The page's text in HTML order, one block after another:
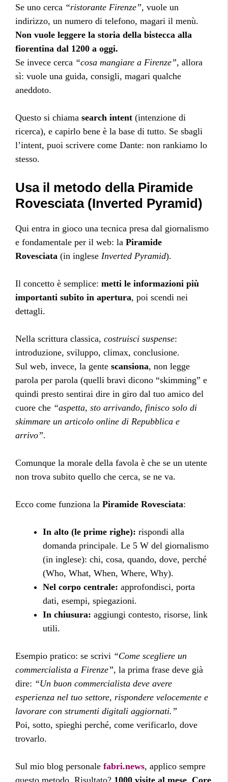
Se uno cerca “ristorante Firenze”, vuole un
indirizzo, un numero di telefono, magari il menù.
Non vuole leggere la storia della bistecca alla
fiorentina dal 1200 a oggi.
Se invece cerca “cosa mangiare a Firenze”, allora
sì: vuole una guida, consigli, magari qualche
aneddoto.
Questo si chiama search intent (intenzione di
ricerca), e capirlo bene è la base di tutto. Se sbagli
l’intent, puoi scrivere come Dante: non rankiamo lo
stesso.
Usa il metodo della Piramide
Rovesciata (Inverted Pyramid)
Qui entra in gioco una tecnica presa dal giornalismo
e fondamentale per il web: la Piramide
Rovesciata (in inglese Inverted Pyramid).
Il concetto è semplice: metti le informazioni più
importanti subito in apertura, poi scendi nei
dettagli.
Nella scrittura classica, costruisci suspense:
introduzione, sviluppo, climax, conclusione.
Sul web, invece, la gente scansiona, non legge
parola per parola (quelli bravi dicono “skimming” e
quindi presto sentirai dire in giro dal tuo amico del
cuore che “aspetta, sto arrivando, finisco solo di
skimmare un articolo online di Repubblica e
arrivo”.
Comunque la morale della favola è che se un utente
non trova subito quello che cerca, se ne va.
Ecco come funziona la Piramide Rovesciata:
In alto (le prime righe): rispondi alla
domanda principale. Le 5 W del giornalismo
(in inglese): chi, cosa, quando, dove, perché
(Who, What, When, Where, Why).
Nel corpo centrale: approfondisci, porta
dati, esempi, spiegazioni.
In chiusura: aggiungi contesto, risorse, link
utili.
Esempio pratico: se scrivi “Come scegliere un
commercialista a Firenze”, la prima frase deve già
dire: “Un buon commercialista deve avere
esperienza nel tuo settore, rispondere velocemente e
lavorare con strumenti digitali aggiornati.”
Poi, sotto, spieghi perché, come verificarlo, dove
trovarlo.
Sul mio blog personale fabri.news, applico sempre